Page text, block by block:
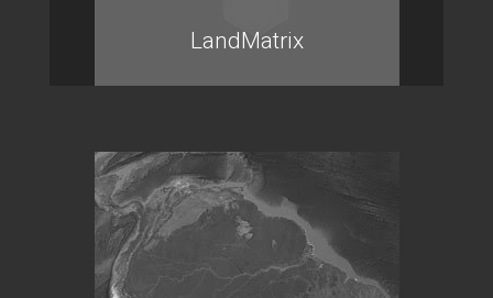
LandMatrix